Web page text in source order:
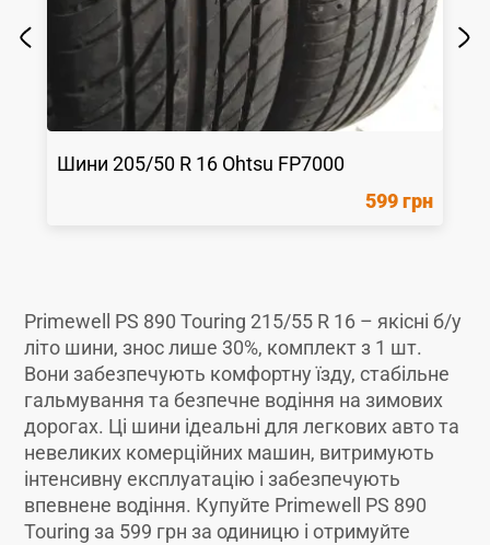
Шини205/50 R 16 Ohtsu FP7000
599 грн
Primewell PS 890 Touring 215/55 R 16 – якісні б/у
літо шини, знос лише 30%, комплект з 1 шт.
Вони забезпечують комфортну їзду, стабільне
гальмування та безпечне водіння на зимових
дорогах. Ці шини ідеальні для легкових авто та
невеликих комерційних машин, витримують
інтенсивну експлуатацію і забезпечують
впевнене водіння. Купуйте Primewell PS 890
Touring за 599 грн за одиницю і отримуйте